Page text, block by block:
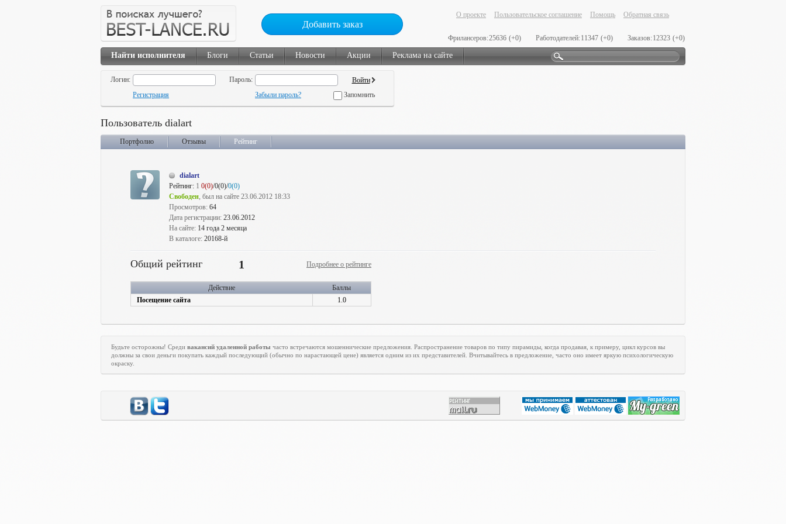
Добавить заказ
О проекте Пользовательское соглашение Помощь Обратная связь
Фрилансеров:25636 (+0) Работодателей:11347 (+0) Заказов:12323 (+0)
Найти исполнителя Блоги Статьи Новости Акции Реклама на сайте
Логин:
Пароль:
Регистрация
Забыли пароль? Запомнить
Пользователь dialart
Портфолио Отзывы Рейтинг
dialart
Рейтинг: 1 0(0)/0(0)/0(0)
Свободен, был на сайте 23.06.2012 18:33
Просмотров: 64
Дата регистрации: 23.06.2012
На сайте: 14 года 2 месяца
В каталоге: 20168-й
Общий рейтинг 1 Подробнее о рейтинге
Действие
Баллы
Посещение сайта
1.0
Будьте осторожны! Среди вакансий удаленной работы часто встречаются мошеннические предложения. Распространение товаров по типу пирамиды, когда продавая, к примеру, цикл курсов вы
должны за свои деньги покупать каждый последующий (обычно по нарастающей цене) является одним из их представителей. Вчитывайтесь в предложение, часто оно имеет яркую психологическую
окраску.